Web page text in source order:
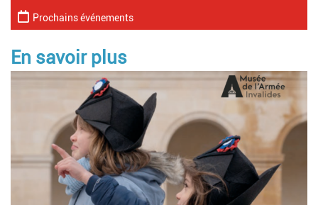
Prochains événements
En savoir plus